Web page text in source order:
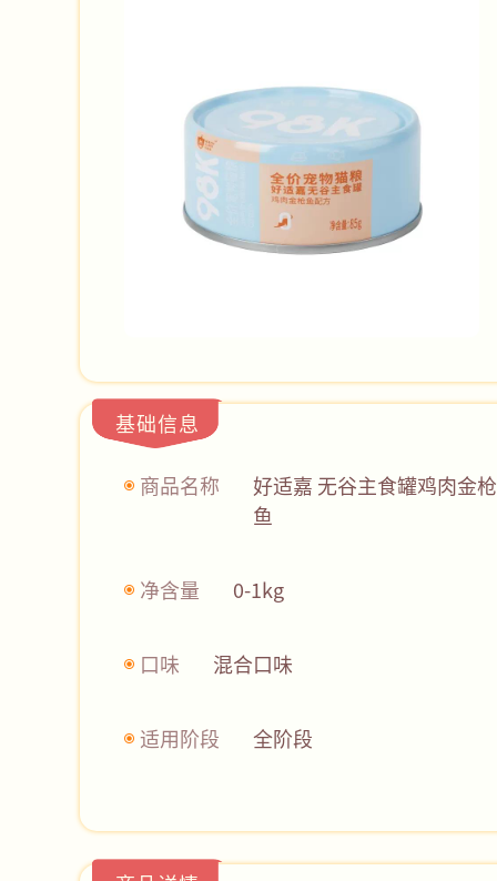
基础信息
商品名称
好适嘉 无谷主食罐鸡肉金枪
鱼
净含量 0-1kg
口味 混合口味
适用阶段 全阶段